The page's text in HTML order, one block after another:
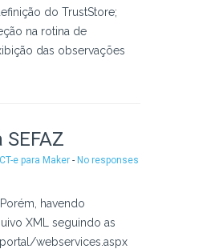
do TrustStore;
na rotina de
das observações
e para Maker- No responses
havendo
XML seguindo as
webservices.aspx